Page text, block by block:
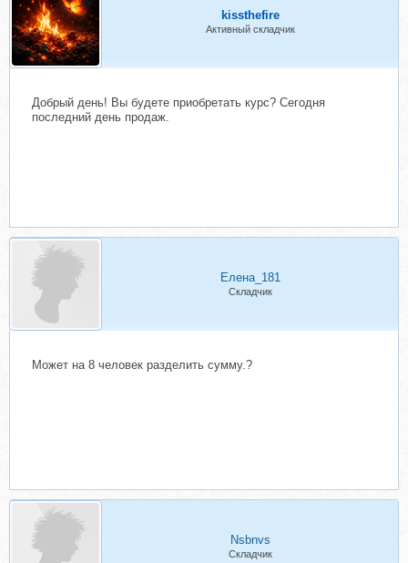
kissthefire
Активный складчик
Добрый день! Вы будете приобретать курс? Сегодня
последний день продаж.
Елена_181
Складчик
Может на 8 человек разделить сумму.?
Nsbnvs
Складчик